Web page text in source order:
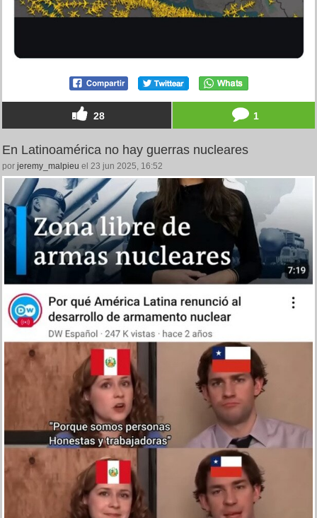
28 1
En Latinoamérica no hay guerras nucleares
por jeremy_malpieu el 23 jun 2025, 16:52